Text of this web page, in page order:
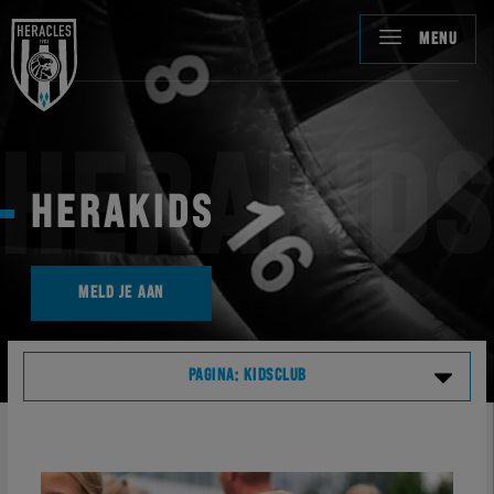
MENU
HERAKIDS
HERAKIDS
MELD JE AAN
PAGINA: KIDSCLUB